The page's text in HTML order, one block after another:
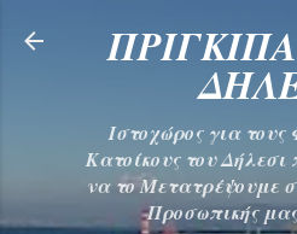
Μετάβαση στο
Ιστοχώρος για τους
Κατοίκους του
να το Μετατρέψουμε
Προσωπικής